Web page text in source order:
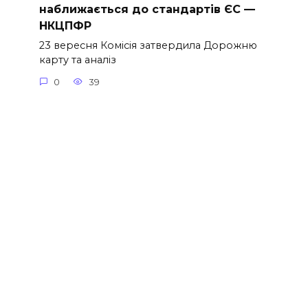
наближається до стандартів ЄС —
НКЦПФР
23 вересня Комісія затвердила Дорожню
карту та аналіз
0 39